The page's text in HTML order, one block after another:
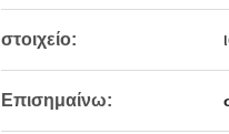
στοιχείο:
Επισημαίνω: